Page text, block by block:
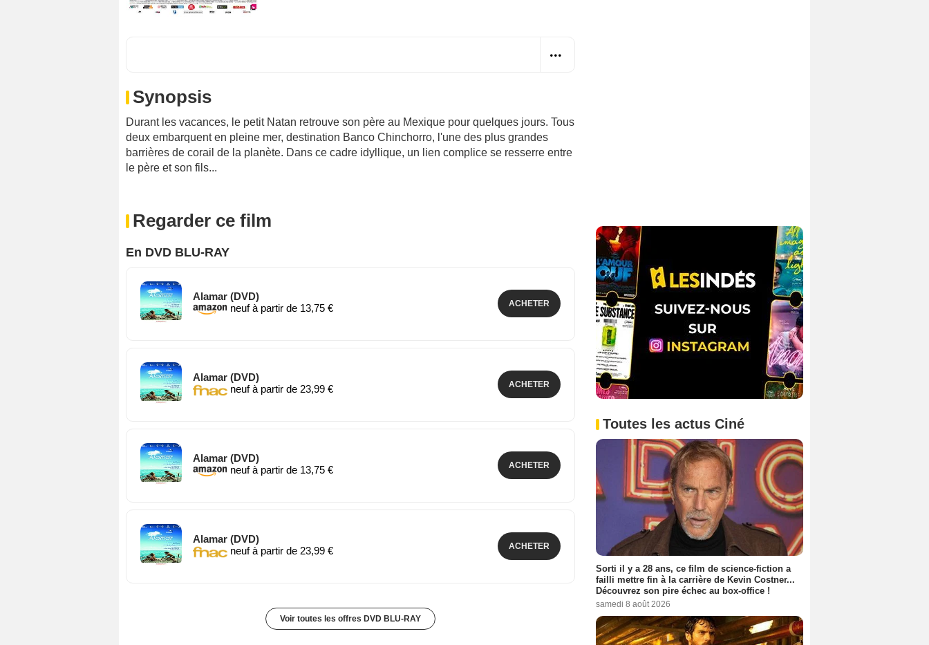
Synopsis
Durant les vacances, le petit Natan retrouve son père au Mexique pour quelques jours. Tous
deux embarquent en pleine mer, destination Banco Chinchorro, l'une des plus grandes
barrières de corail de la planète. Dans ce cadre idyllique, un lien complice se resserre entre
le père et son fils...
Regarder ce film
En DVD BLU-RAY
Alamar (DVD)
neuf à partir de 13,75 €
ACHETER
Alamar (DVD)
neuf à partir de 23,99 €
ACHETER
Alamar (DVD)
neuf à partir de 13,75 €
ACHETER
Alamar (DVD)
neuf à partir de 23,99 €
ACHETER
Voir toutes les offres DVD BLU-RAY
Toutes les actus Ciné
Sorti il y a 28 ans, ce film de science-fiction a
failli mettre fin à la carrière de Kevin Costner...
Découvrez son pire échec au box-office !
samedi 8 août 2026